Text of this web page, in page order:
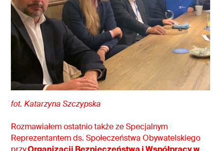
fot. Katarzyna Szczypska
Rozmawiałem ostatnio także ze Specjalnym
Reprezentantem ds. Społeczeństwa Obywatelskiego